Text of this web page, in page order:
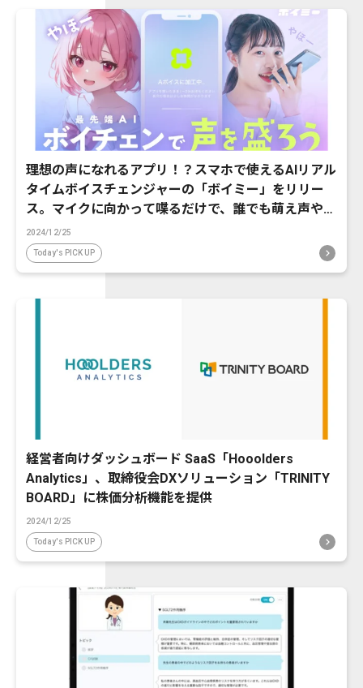
理想の声になれるアプリ！？スマホで使えるAIリアル
タイムボイスチェンジャーの「ボイミー」をリリー
ス。マイクに向かって喋るだけで、誰でも萌え声やイ
ケボ風に音声変換が可能に。
2024/12/25
Today's PICK UP
経営者向けダッシュボード SaaS「Hooolders
Analytics」、取締役会DXソリューション「TRINITY
BOARD」に株価分析機能を提供
2024/12/25
Today's PICK UP